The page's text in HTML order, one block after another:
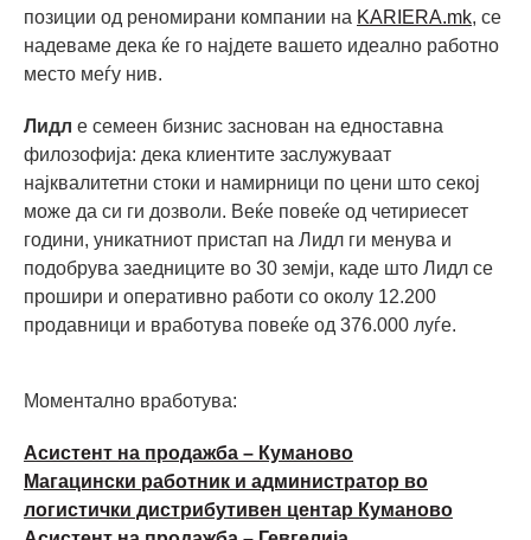
позиции од реномирани компании на KARIERA.mk, се
надеваме дека ќе го најдете вашето идеално работно
место меѓу нив.
Лидл е семеен бизнис заснован на едноставна
филозофија: дека клиентите заслужуваат
најквалитетни стоки и намирници по цени што секој
може да си ги дозволи. Веќе повеќе од четириесет
години, уникатниот пристап на Лидл ги менувa и
подобрувa заедниците во 30 земји, каде што Лидл се
прошири и оперативно работи со околу 12.200
продавници и вработува повеќе од 376.000 луѓе.
Моментално вработува:
Асистент на продажба – Куманово
Магацински работник и администратор во
логистички дистрибутивен центар Куманово